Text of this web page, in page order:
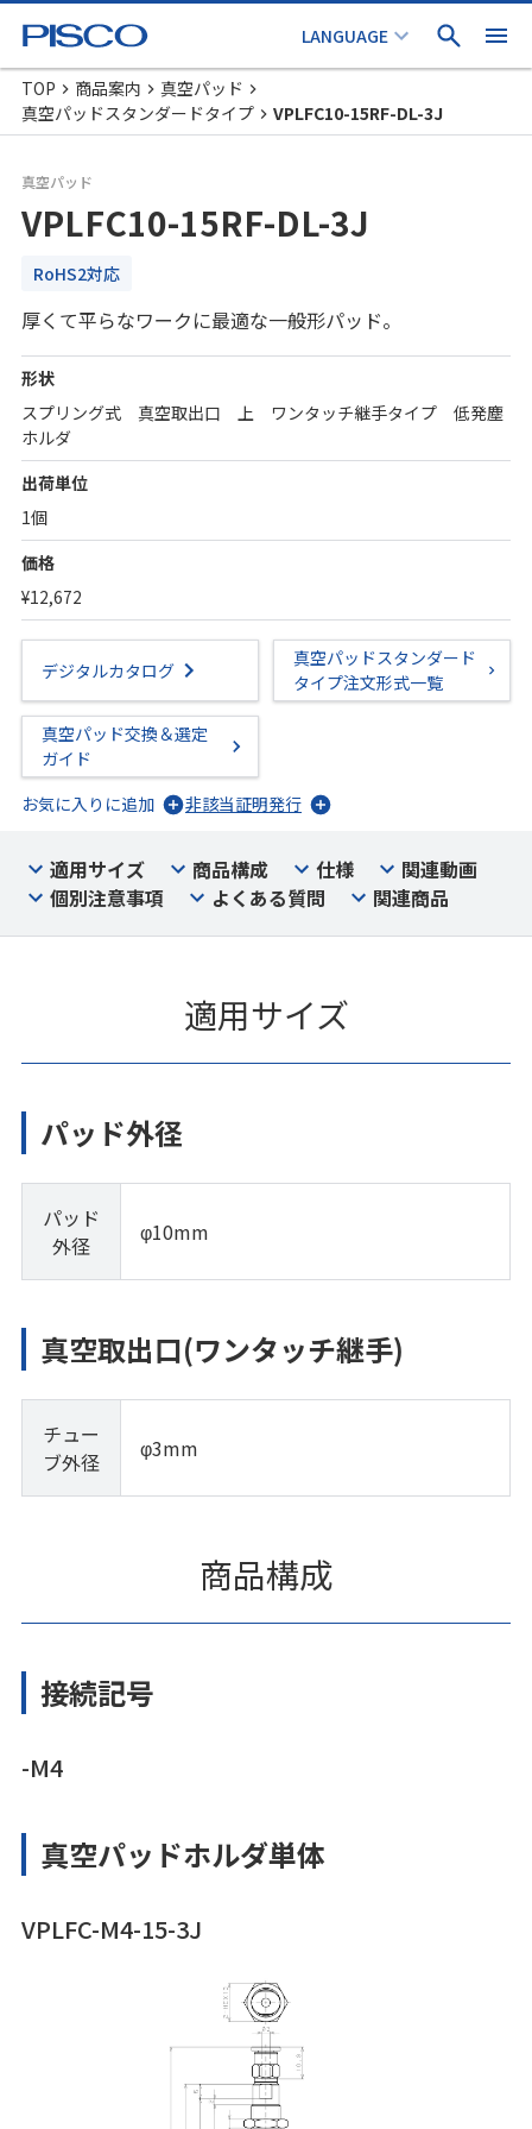
TOP 商品案内
真空パッド
真空パッドスタンダードタイプ
VPLFC10-15RF-DL-3J
真空パッド
VPLFC10-15RF-DL-3J
RoHS2対応
厚くて平らなワークに最適な一般形パッド。
形状
スプリング式 真空取出口 上 ワンタッチ継手タイプ 低発塵
ホルダ
出荷単位
1個
価格
¥12,672
デジタルカタログ
真空パッドスタンダード
タイプ注文形式一覧
真空パッド交換＆選定
ガイド
お気に入りに追加
非該当証明発行
適用サイズ 商品構成 仕様
関連動画
個別注意事項
よくある質問 関連商品
適用サイズ
パッド外径
パッド
外径
φ10mm
真空取出口(ワンタッチ継手)
チュー
ブ外径
φ3mm
商品構成
接続記号
-M4
真空パッドホルダ単体
VPLFC-M4-15-3J